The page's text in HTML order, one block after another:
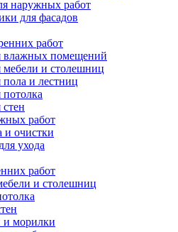
наружных работ
для фасадов
работ
влажных помещений
мебели и столешниц
и лестниц
работ
и очистки
ухода
работ
и столешниц
морилки